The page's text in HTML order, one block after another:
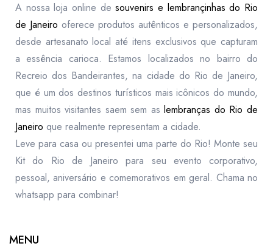
A nossa loja online desouvenirs e lembrançinhas do Rio
de Janeiro oferece produtos autênticos e personalizados,
desde artesanato local até itens exclusivos que capturam
a essência carioca. Estamos localizados no bairro do
Recreio dos Bandeirantes, na cidade do Rio de Janeiro,
que é um dos destinos turísticos mais icônicos do mundo,
mas muitos visitantes saem sem aslembranças do Rio de
Janeiro que realmente representam a cidade.
Leve para casa ou presentei uma parte do Rio! Monte seu
Kit do Rio de Janeiro para seu evento corporativo,
pessoal, aniversário e comemorativos em geral. Chama no
whatsapp para combinar!
MENU